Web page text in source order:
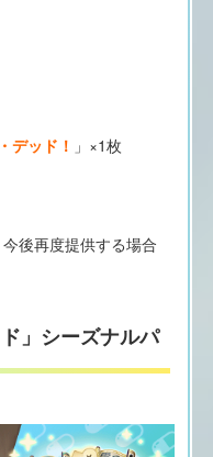
デッド！ 」×1枚
後再度提供する場合
」シーズナルパ